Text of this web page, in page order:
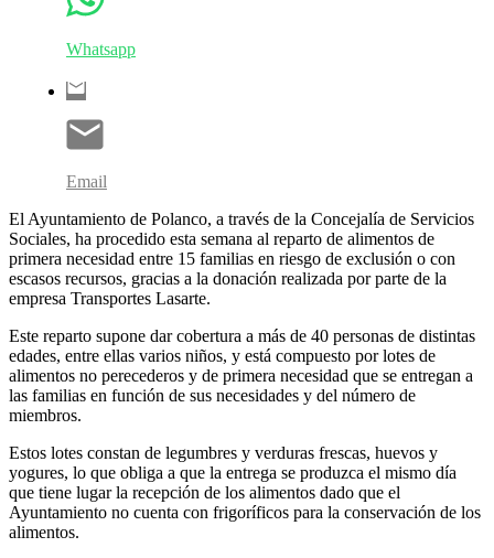
Whatsapp
Email
El Ayuntamiento de Polanco, a través de la Concejalía de Servicios
Sociales, ha procedido esta semana al reparto de alimentos de
primera necesidad entre 15 familias en riesgo de exclusión o con
escasos recursos, gracias a la donación realizada por parte de la
empresa Transportes Lasarte.
Este reparto supone dar cobertura a más de 40 personas de distintas
edades, entre ellas varios niños, y está compuesto por lotes de
alimentos no perecederos y de primera necesidad que se entregan a
las familias en función de sus necesidades y del número de
miembros.
Estos lotes constan de legumbres y verduras frescas, huevos y
yogures, lo que obliga a que la entrega se produzca el mismo día
que tiene lugar la recepción de los alimentos dado que el
Ayuntamiento no cuenta con frigoríficos para la conservación de los
alimentos.